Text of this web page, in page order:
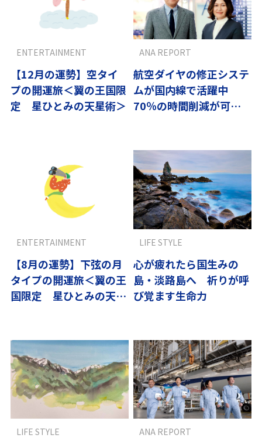
【12月の運勢】空タイ
プの開運旅＜翼の王国限
定 星ひとみの天星術＞
ENTERTAINMENT
航空ダイヤの修正システ
ムが国内線で活躍中
70％の時間削減が可能
ANA REPORT
【8月の運勢】下弦の月
タイプの開運旅＜翼の王
国限定 星ひとみの天星
ENTERTAINMENT
心が疲れたら国生みの
島・淡路島へ 祈りが呼
び覚ます生命力
LIFE STYLE
LIFE STYLE ANA REPORT